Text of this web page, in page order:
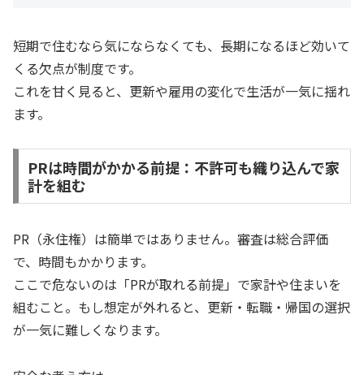
短期で住むなら気にならなくても、長期になるほど効いて
くる欠点が制度です。
これを甘く見ると、更新や雇用の変化で生活が一気に揺れ
ます。
PRは時間がかかる前提：不許可も織り込んで家
計を組む
PR（永住権）は簡単ではありません。審査は総合評価
で、時間もかかります。
ここで危ないのは「PRが取れる前提」で家計や住まいを
組むこと。もし想定が外れると、更新・転職・帰国の選択
が一気に難しくなります。